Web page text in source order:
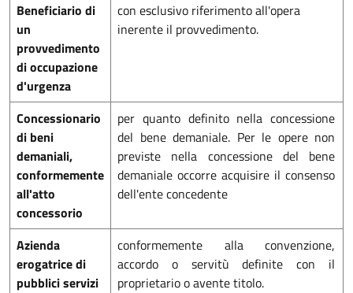
Beneficiario di
un
provvedimento
di occupazione
d'urgenza
con esclusivo riferimento all'opera
inerente il provvedimento.
Concessionario
di beni
demaniali,
conformemente
all'atto
concessorio
per quanto definito nella concessione
del bene demaniale. Per le opere non
previste nella concessione del bene
demaniale occorre acquisire il consenso
dell'ente concedente
Azienda
erogatrice di
pubblici servizi
conformemente alla convenzione,
accordo o servitù definite con il
proprietario o avente titolo.